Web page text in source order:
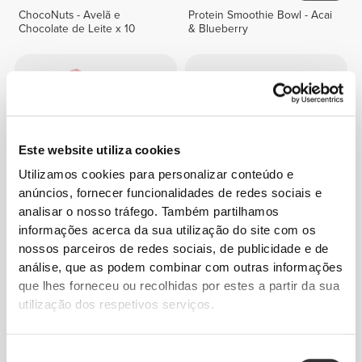
Este website utiliza cookies
Utilizamos cookies para personalizar conteúdo e
anúncios, fornecer funcionalidades de redes sociais e
analisar o nosso tráfego. Também partilhamos
informações acerca da sua utilização do site com os
nossos parceiros de redes sociais, de publicidade e de
análise, que as podem combinar com outras informações
que lhes forneceu ou recolhidas por estes a partir da sua
utilização dos respetivos serviços.
ChocoNuts - Avelã e
Chocolate de Leite x 10
Protein Smoothie Bowl - Acai
& Blueberry
€14.99
Nutzer Bar - Caju, Framboesa
e Chocolate Branco x 10
€23.99
Nutzer Bar - Pistácio x 10